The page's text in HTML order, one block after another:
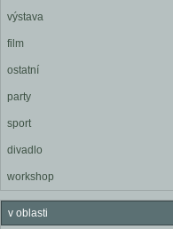
výstava
film
ostatní
party
sport
divadlo
workshop
v oblasti